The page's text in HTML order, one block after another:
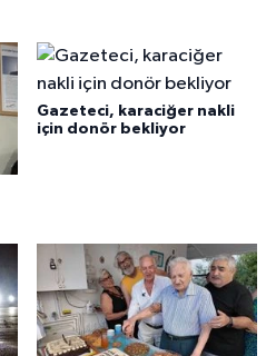
Gazeteci, karaciğer nakli
için donör bekliyor